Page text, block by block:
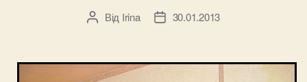
Автор
Від Irina
Дата30.01.2013